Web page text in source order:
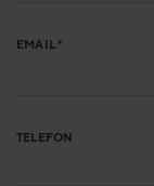
EMAIL *
TELEFON